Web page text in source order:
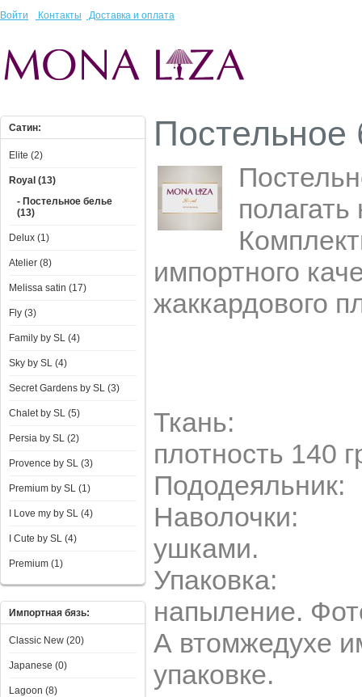
Войти Контакты Доставка и оплата
Сатин:
Elite (2)
Royal (13)
- Постельное белье
(13)
Delux (1)
Atelier (8)
Melissa satin (17)
Fly (3)
Family by SL (4)
Sky by SL (4)
Secret Gardens by SL (3)
Chalet by SL (5)
Persia by SL (2)
Provence by SL (3)
Premium by SL (1)
I Love my by SL (4)
I Сute by SL (4)
Premium (1)
Импортная бязь:
Classic New (20)
Japanese (0)
Lagoon (8)
Постельное
импортного
жаккардового
плотность 140
Пододеяльник:
Наволочки:
ушками.
Упаковка:
напыление.
А втомжедухе
упаковке.